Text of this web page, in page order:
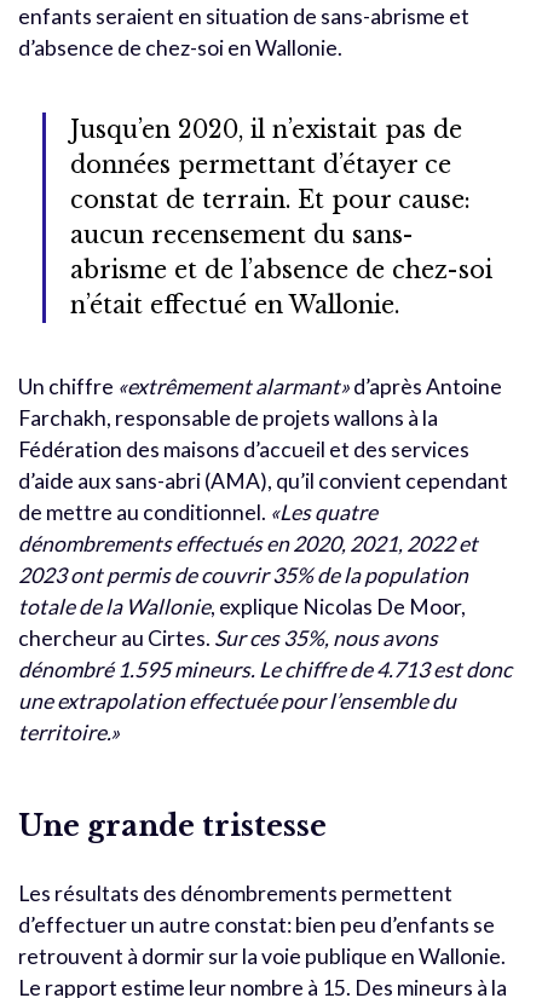
enfants seraient en situation de sans-abrisme et
d’absence de chez-soi en Wallonie.
Jusqu’en 2020, il n’existait pas de
données permettant d’étayer ce
constat de terrain. Et pour cause:
aucun recensement du sans-
abrisme et de l’absence de chez-soi
n’était effectué en Wallonie.
Un chiffre «extrêmement alarmant»d’après Antoine
Farchakh, responsable de projets wallons à la
Fédération des maisons d’accueil et des services
d’aide aux sans-abri (AMA), qu’il convient cependant
de mettre au conditionnel. «Les quatre
dénombrements effectués en 2020, 2021, 2022 et
2023 ont permis de couvrir 35% de la population
totale de la Wallonie, explique Nicolas De Moor,
chercheur au Cirtes. Sur ces 35%, nous avons
dénombré 1.595 mineurs. Le chiffre de 4.713 est donc
une extrapolation effectuée pour l’ensemble du
territoire.»
Une grande tristesse
Les résultats des dénombrements permettent
d’effectuer un autre constat: bien peu d’enfants se
retrouvent à dormir sur la voie publique en Wallonie.
Le rapport estime leur nombre à 15. Des mineurs à la